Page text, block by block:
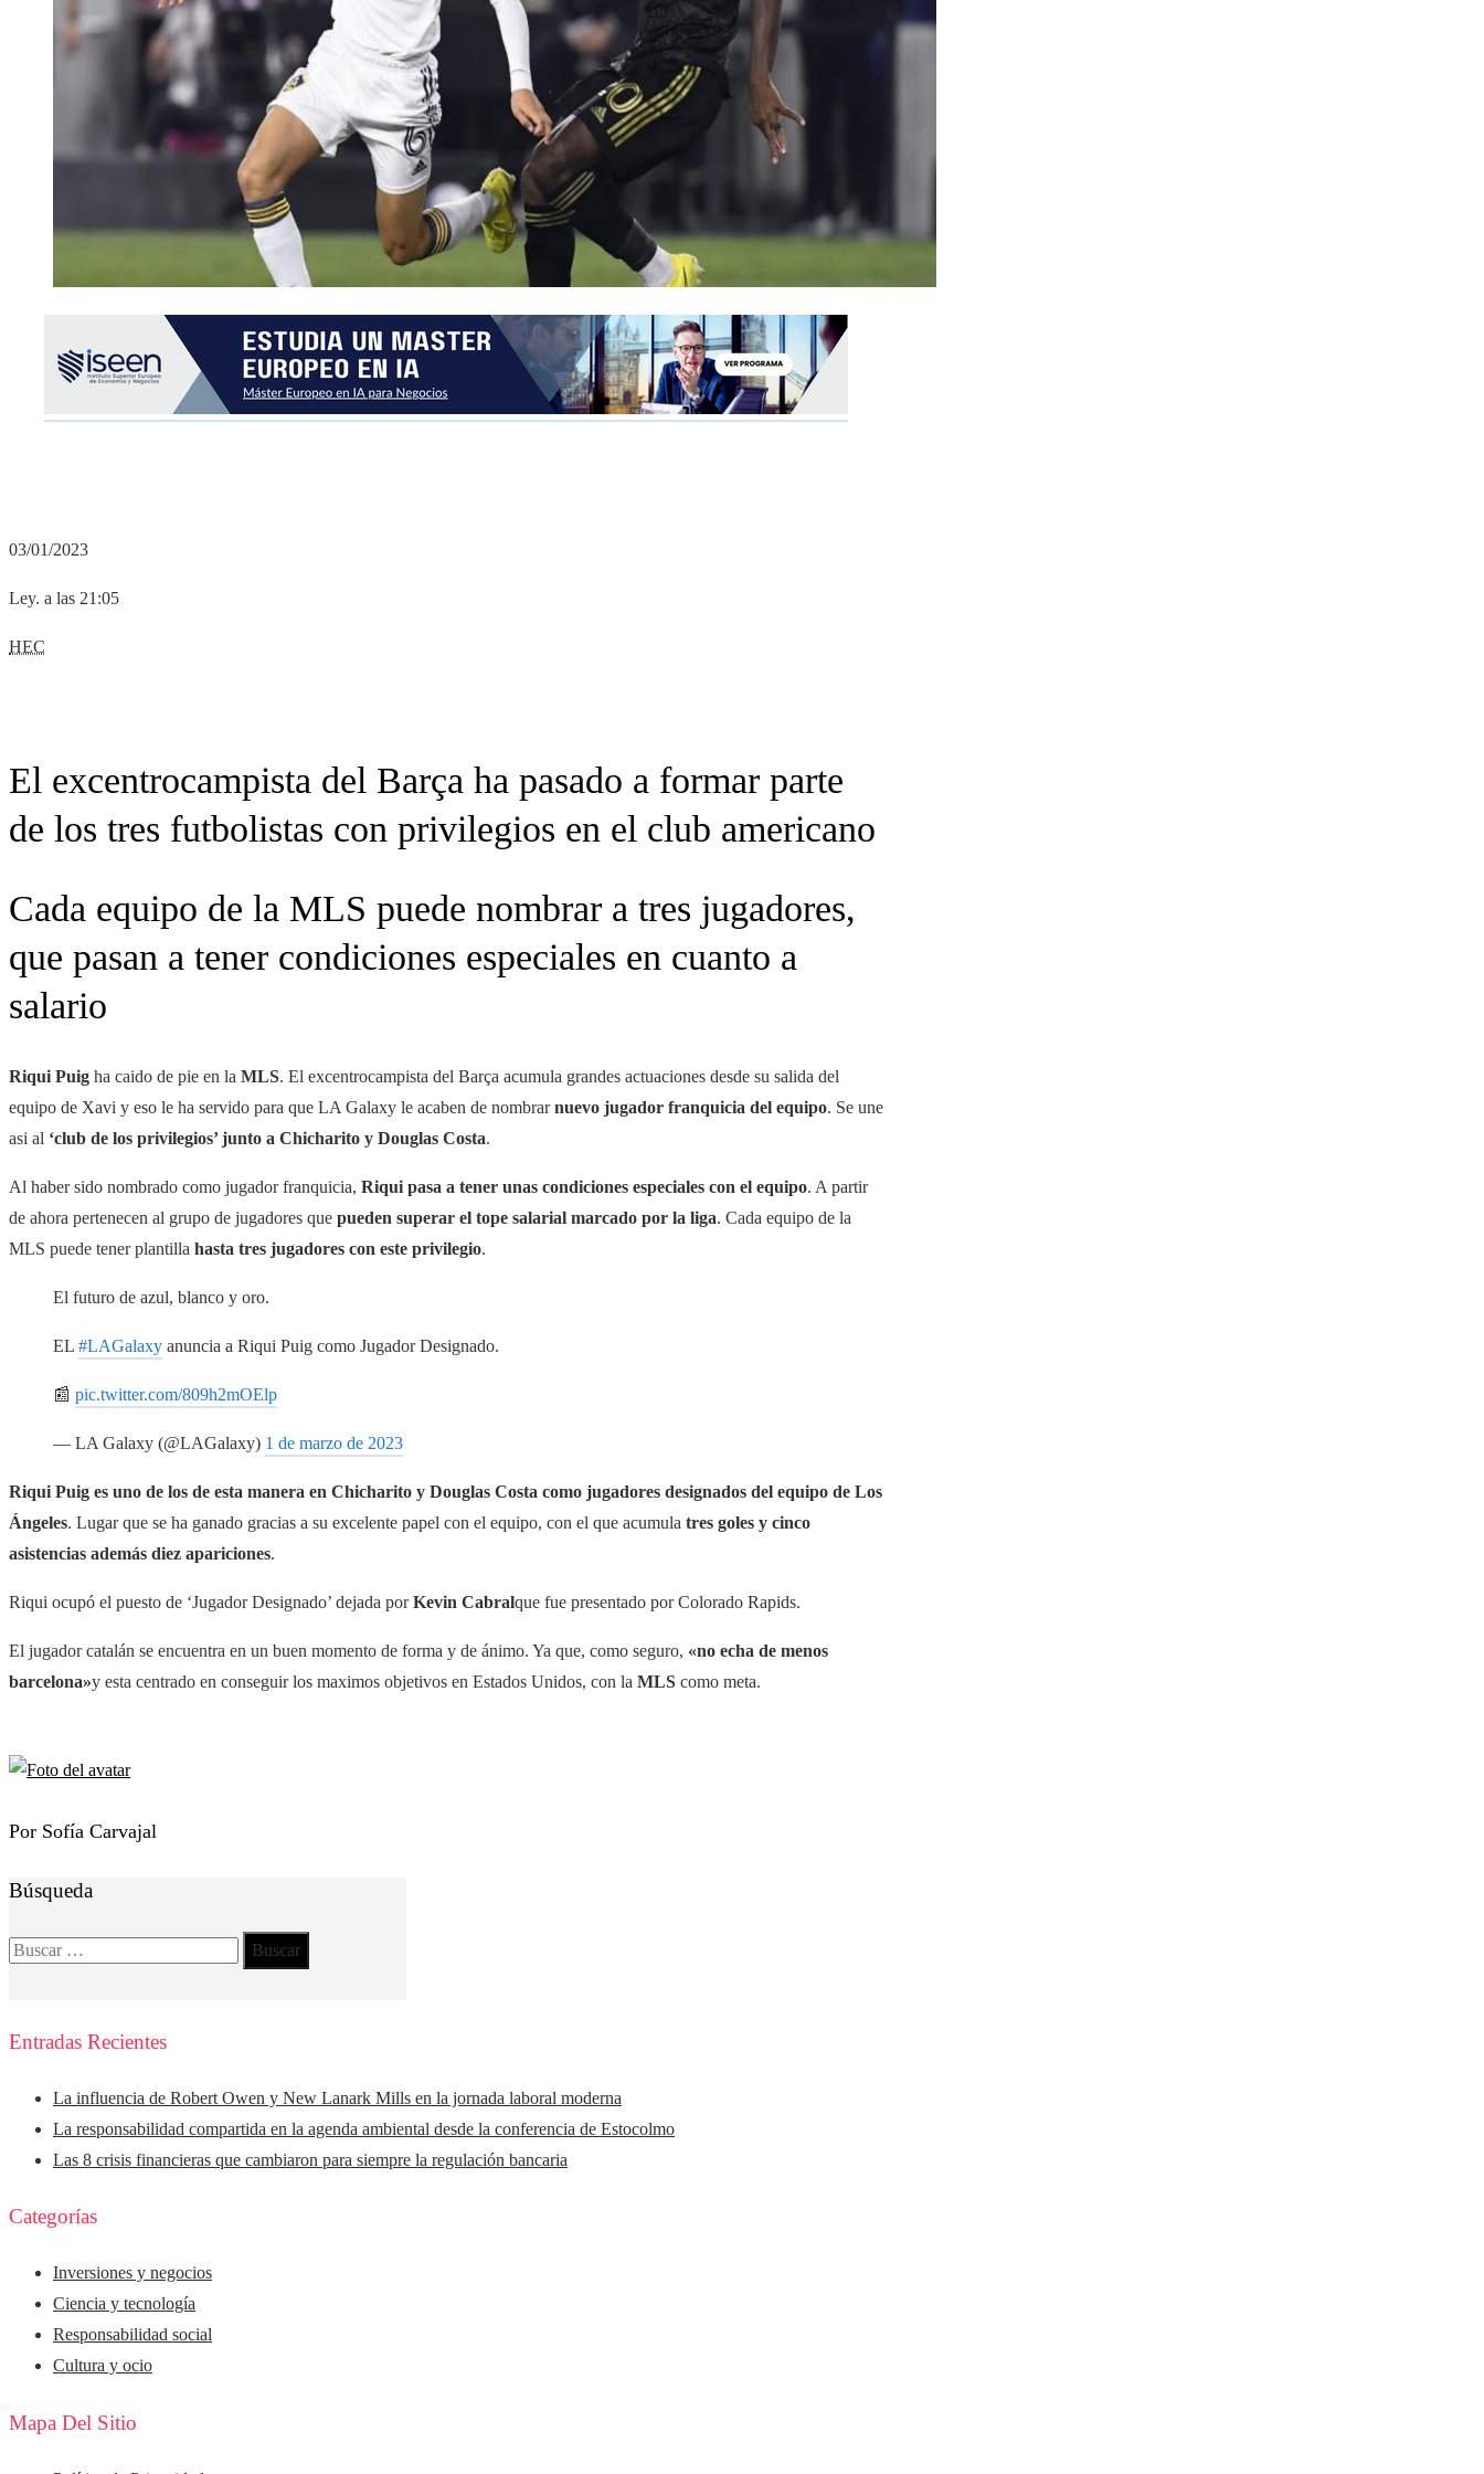
03/01/2023
Ley. a las 21:05
HEC
El excentrocampista del Barça ha pasado a formar parte
de los tres futbolistas con privilegios en el club americano
Cada equipo de la MLS puede nombrar a tres jugadores,
que pasan a tener condiciones especiales en cuanto a
salario
Riqui Puig ha caido de pie en la MLS. El excentrocampista del Barça acumula grandes actuaciones desde su salida del
equipo de Xavi y eso le ha servido para que LA Galaxy le acaben de nombrarnuevo jugador franquicia del equipo. Se une
asi al ‘club de los privilegios’ junto a Chicharito y Douglas Costa.
Al haber sido nombrado como jugador franquicia, Riqui pasa a tener unas condiciones especiales con el equipo. A partir
de ahora pertenecen al grupo de jugadores que pueden superar el tope salarial marcado por la liga. Cada equipo de la
MLS puede tener plantilla hasta tres jugadores con este privilegio.
El futuro de azul, blanco y oro.
EL #LAGalaxy anuncia a Riqui Puig como Jugador Designado.
📰 pic.twitter.com/809h2mOElp
— LA Galaxy (@LAGalaxy) 1 de marzo de 2023
Riqui Puig es uno de los de esta manera en Chicharito y Douglas Costa como jugadores designados del equipo de Los
Ángeles. Lugar que se ha ganado gracias a su excelente papel con el equipo, con el que acumula tres goles y cinco
asistencias además diez apariciones.
Riqui ocupó el puesto de ‘Jugador Designado’ dejada porKevin Cabralque fue presentado por Colorado Rapids.
El jugador catalán se encuentra en un buen momento de forma y de ánimo. Ya que, como seguro, «no echa de menos
barcelona»y esta centrado en conseguir los maximos objetivos en Estados Unidos, con la MLS como meta.
Por Sofía Carvajal
Búsqueda
Buscar:
Entradas Recientes
La influencia de Robert Owen y New Lanark Mills en la jornada laboral moderna
La responsabilidad compartida en la agenda ambiental desde la conferencia de Estocolmo
Las 8 crisis financieras que cambiaron para siempre la regulación bancaria
Categorías
Inversiones y negocios
Ciencia y tecnología
Responsabilidad social
Cultura y ocio
Mapa Del Sitio